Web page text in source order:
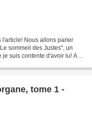
l'article! Nous allons parler
sommeil des Justes", un
suis contente d'avoir lu! A
tome 1 -